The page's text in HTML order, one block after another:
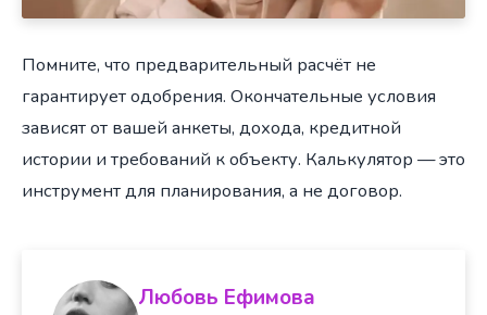
Помните, что предварительный расчёт не
гарантирует одобрения. Окончательные условия
зависят от вашей анкеты, дохода, кредитной
истории и требований к объекту. Калькулятор — это
инструмент для планирования, а не договор.
Любовь Ефимова